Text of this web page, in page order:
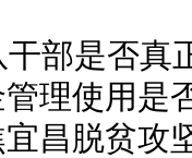
部是否真
理使用是
昌脱贫攻